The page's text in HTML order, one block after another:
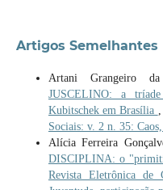
Artigos Semelhantes
Artani Grangeiro
JUSCELINO: a
Kubitschek em Brasília
Sociais: v. 2 n. 35:
Alícia Ferreira
DISCIPLINA: o
Revista Eletrônica